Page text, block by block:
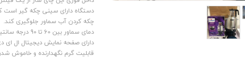
دستگاه دارای سینی چکه گیر است
چکه کردن آب سماور جلوگیری کند.
دمای سماور بین 60 تا 90 درجه سانتیگراد است.
دارای صفحه نمایش دیجیتال ال ای
قابلیت گرم نگهدارنده و خاموش